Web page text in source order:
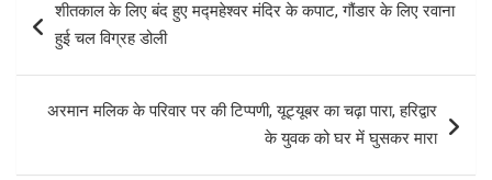
o
p
navigation
शीतकाल के लिए बंद हुए मद्महेश्वर मंदिर के कपाट, गौंडार के लिए रवाना
हुई चल विग्रह डोली
अरमान मलिक के परिवार पर की टिप्पणी, यूट्यूबर का चढ़ा पारा, हरिद्वार
के युवक को घर में घुसकर मारा